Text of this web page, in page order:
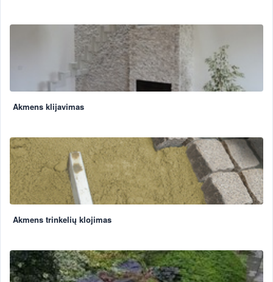
Akmens klijavimas
Akmens trinkelių klojimas